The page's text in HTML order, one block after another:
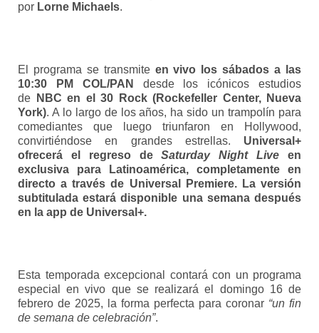
por Lorne Michaels.
El programa se transmiteen vivo los sábados a las
10:30 PM COL/PAN
desde los icónicos estudios
de
NBC en el 30 Rock (Rockefeller Center, Nueva
York). A lo largo de los años, ha sido un trampolín para
comediantes que luego triunfaron en Hollywood,
convirtiéndose en grandes estrellas. Universal+
ofrecerá el regreso deSaturday Night Live en
exclusiva para Latinoamérica, completamente en
directo a través de Universal Premiere. La versión
subtitulada estará disponible una semana después
en la app de Universal+.
Esta temporada excepcional contará con un programa
especial en vivo que se realizará el domingo 16 de
febrero de 2025, la forma perfecta para coronar “un fin
de semana de celebración”.